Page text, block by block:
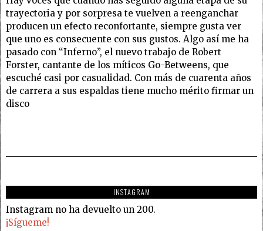
trayectoria y por sorpresa te vuelven a reenganchar
producen un efecto reconfortante, siempre gusta ver
que uno es consecuente con sus gustos. Algo así me ha
pasado con “Inferno”, el nuevo trabajo de Robert
Forster, cantante de los míticos Go-Betweens, que
escuché casi por casualidad. Con más de cuarenta años
de carrera a sus espaldas tiene mucho mérito firmar un
disco
INSTAGRAM
Instagram no ha devuelto un 200.
¡Sígueme!